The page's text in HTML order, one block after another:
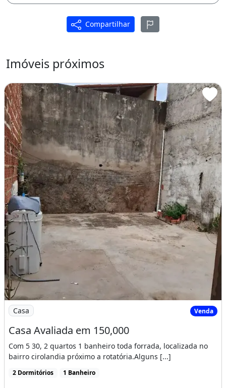
Compartilhar
Imóveis próximos
Imagem: Casa Avaliada em 150,000
Casa Venda
Casa Avaliada em 150,000
Com 5 30, 2 quartos 1 banheiro toda forrada, localizada no
bairro cirolandia próximo a rotatória.Alguns [...]
2 Dormitórios 1 Banheiro